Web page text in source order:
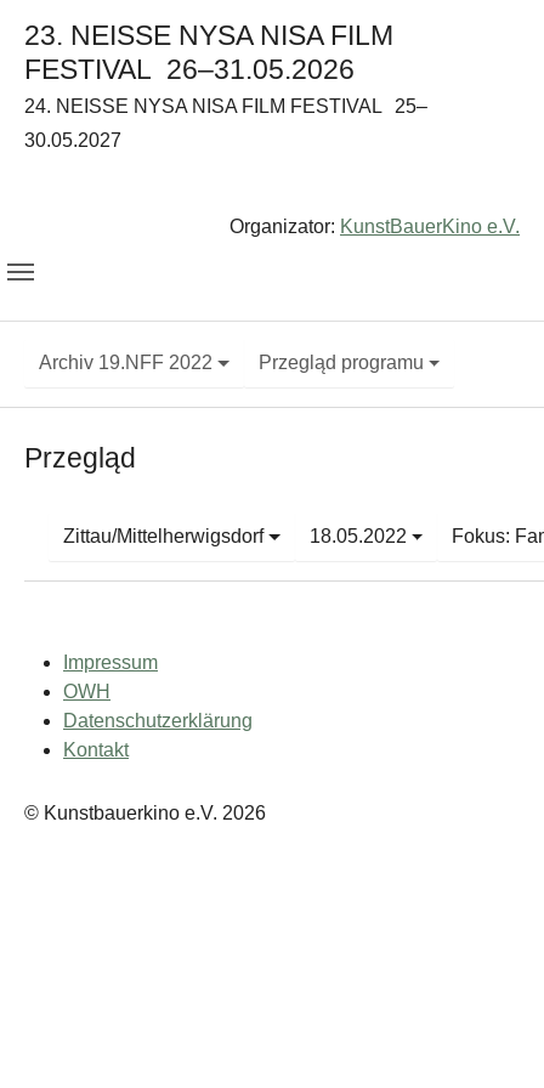
23. NEISSE NYSA NISA FILM
FESTIVAL 26–31.05.2026
24. NEISSE NYSA NISA FILM FESTIVAL
25–
30.05.2027
Organizator: KunstBauerKino e.V.
Archiv 19.NFF 2022 Przegląd programu
Przegląd
Zittau/Mittelherwigsdorf 18.05.2022 Fokus:
Impressum
OWH
Datenschutzerklärung
Kontakt
© Kunstbauerkino e.V. 2026